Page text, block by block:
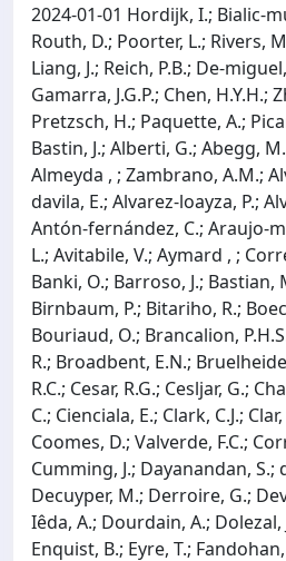
2024-01-01 Hordijk, I.;
Routh, D.; Poorter, L.; Rivers,
Liang, J.; Reich, P.B.;
Gamarra, J.G.P.; Chen, H.Y.H.;
Pretzsch, H.; Paquette, A.;
Bastin, J.; Alberti, G.; Abegg,
Almeyda , ; Zambrano, A.M.;
davila, E.; Alvarez‐loayza, P.;
Antón‐fernández, C.;
L.; Avitabile, V.; Aymard , ;
Banki, O.; Barroso, J.; Bastian,
Birnbaum, P.; Bitariho, R.;
Bouriaud, O.; Brancalion,
R.; Broadbent, E.N.;
R.C.; Cesar, R.G.; Cesljar, G.;
C.; Cienciala, E.; Clark, C.J.;
Coomes, D.; Valverde, F.C.;
Cumming, J.; Dayanandan, S.;
Decuyper, M.; Derroire, G.;
Iêda, A.; Dourdain, A.; Dolezal,
Enquist, B.; Eyre, T.;